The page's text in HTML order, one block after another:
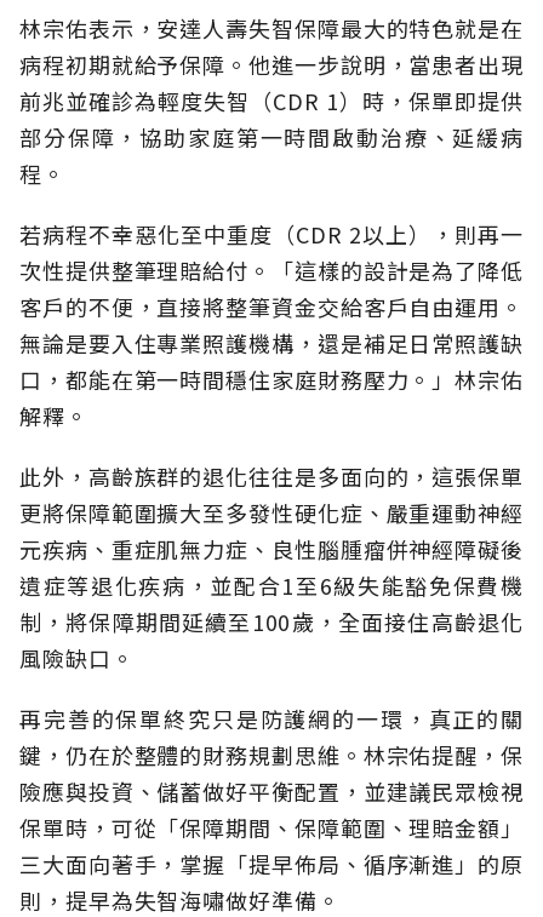
林宗佑表示，安達人壽失智保障最大的特色就是在
病程初期就給予保障。他進一步說明，當患者出現
前兆並確診為輕度失智（CDR 1）時，保單即提供
部分保障，協助家庭第一時間啟動治療、延緩病
程。
若病程不幸惡化至中重度（CDR 2以上），則再一
次性提供整筆理賠給付。「這樣的設計是為了降低
客戶的不便，直接將整筆資金交給客戶自由運用。
無論是要入住專業照護機構，還是補足日常照護缺
口，都能在第一時間穩住家庭財務壓力。」林宗佑
解釋。
此外，高齡族群的退化往往是多面向的，這張保單
更將保障範圍擴大至多發性硬化症、嚴重運動神經
元疾病、重症肌無力症、良性腦腫瘤併神經障礙後
遺症等退化疾病，並配合1至6級失能豁免保費機
制，將保障期間延續至100歲，全面接住高齡退化
風險缺口。
再完善的保單終究只是防護網的一環，真正的關
鍵，仍在於整體的財務規劃思維。 林宗佑提醒，保
險應與投資、儲蓄做好平衡配置，並建議民眾檢視
保單時，可從「保障期間、保障範圍、理賠金額」
三大面向著手，掌握「提早佈局、循序漸進」的原
則，提早為失智海嘯做好準備。